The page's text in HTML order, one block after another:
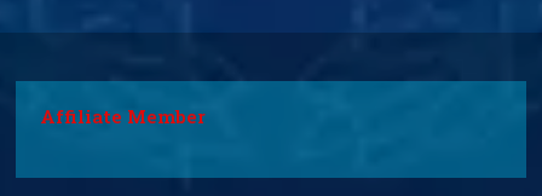
Affiliate Member